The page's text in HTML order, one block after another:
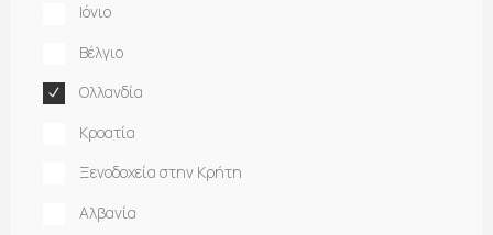
Ιόνιο
Βέλγιο
Ολλανδία
Κροατία
Ξενοδοχεία στην Κρήτη
Αλβανία